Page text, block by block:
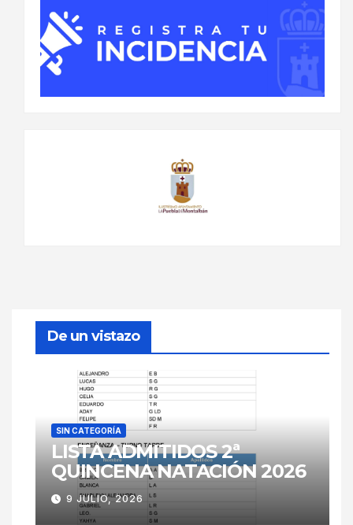
De un vistazo
SIN CATEGORÍA
LISTA ADMITIDOS 2ª
QUINCENA NATACIÓN 2026
9 JULIO, 2026